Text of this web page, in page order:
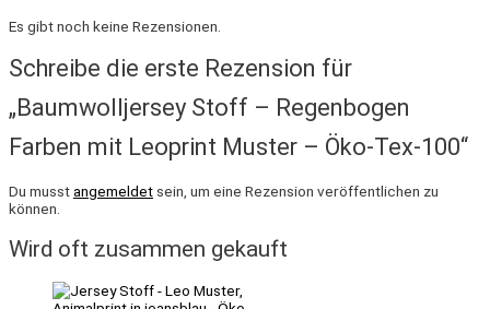
Es gibt noch keine Rezensionen.
Schreibe die erste Rezension für
„Baumwolljersey Stoff – Regenbogen
Farben mit Leoprint Muster – Öko-Tex-100“
Du musstangemeldet sein, um eine Rezension veröffentlichen zu
können.
Wird oft zusammen gekauft